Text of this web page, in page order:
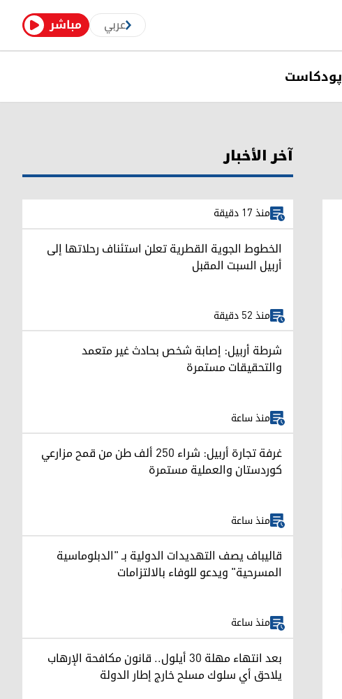
مباشر عربي
پودکاست
آخر الأخبار
منذ 17 دقيقة
الخطوط الجوية القطرية تعلن استئناف رحلاتها إلى
أربيل السبت المقبل
منذ 52 دقيقة
شرطة أربيل: إصابة شخص بحادث غير متعمد
والتحقيقات مستمرة
منذ ساعة
غرفة تجارة أربيل: شراء 250 ألف طن من قمح مزارعي
كوردستان والعملية مستمرة
منذ ساعة
قاليباف يصف التهديدات الدولية بـ "الدبلوماسية
المسرحية" ويدعو للوفاء بالالتزامات
منذ ساعة
بعد انتهاء مهلة 30 أيلول.. قانون مكافحة الإرهاب
يلاحق أي سلوك مسلح خارج إطار الدولة